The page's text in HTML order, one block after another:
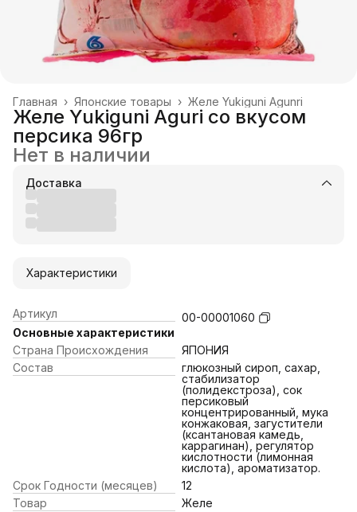
Желе Yukiguni Agunri
Японские товары ›
Главная ›
Желе Yukiguni Aguri со вкусом
персика 96гр
Нет в наличии
Доставка
Характеристики
Артикул
00-00001060
Основные характеристики
Страна Происхождения
ЯПОНИЯ
Состав
глюкозный сироп, сахар,
стабилизатор
(полидекстроза), сок
персиковый
концентрированный, мука
конжаковая, загустители
(ксантановая камедь,
каррагинан), регулятор
кислотности (лимонная
кислота), ароматизатор.
Срок Годности (месяцев)
12
Товар
Желе